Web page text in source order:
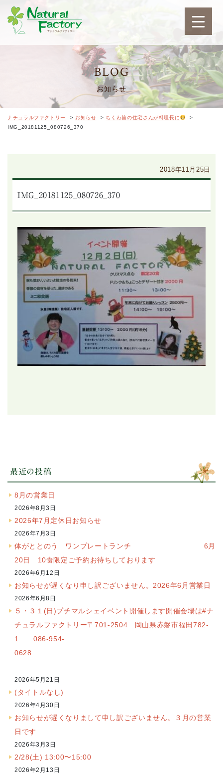
ナチュラルファクトリ
BLOG
お知らせ
ナチュラルファクトリー > お知らせ > ちくわ笛の住宅さんが料理長に
>
IMG_20181125_080726_370
2018年11月25日
IMG_20181125_080726_370
最近の投稿
8月の営業日
2026年8月3日
2026年7月定休日お知らせ
2026年7月3日
体がととのう ワンプレートランチ 6月
20日 10食限定ご予約お待ちしております
2026年6月12日
お知らせが遅くなり申し訳ございません。2026年6月営業日
2026年6月8日
５・３１(日)プチマルシェイベント開催します開催会場は#ナ
チュラルファクトリー〒701-2504 岡山県赤磐市福田782-
1 086-954-
0628
2026年5月21日
(タイトルなし)
2026年4月30日
お知らせが遅くなりまして申し訳ございません。３月の営業
日です
2026年3月3日
2/28(土) 13:00〜15:00
2026年2月13日